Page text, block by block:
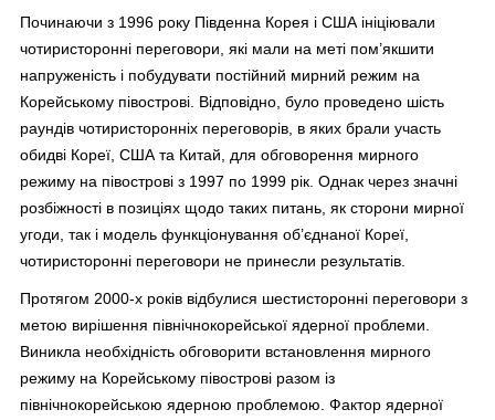
Починаючи з 1996 року Південна Корея і США ініціювали
чотиристоронні переговори, які мали на меті пом’якшити
напруженість і побудувати постійний мирний режим на
Корейському півострові. Відповідно, було проведено шість
раундів чотиристоронніх переговорів, в яких брали участь
обидві Кореї, США та Китай, для обговорення мирного
режиму на півострові з 1997 по 1999 рік. Однак через значні
розбіжності в позиціях щодо таких питань, як сторони мирної
угоди, так і модель функціонування об’єднаної Кореї,
чотиристоронні переговори не принесли результатів.
Протягом 2000-х років відбулися шестисторонні переговори з
метою вирішення північнокорейської ядерної проблеми.
Виникла необхідність обговорити встановлення мирного
режиму на Корейському півострові разом із
північнокорейською ядерною проблемою. Фактор ядерної